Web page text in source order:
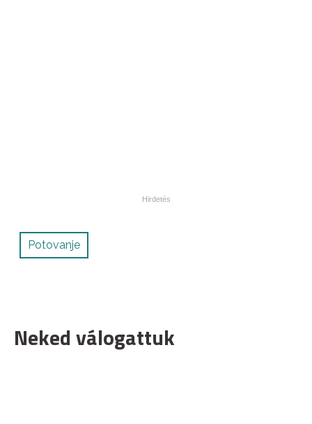
Potovanje
Neked válogattuk